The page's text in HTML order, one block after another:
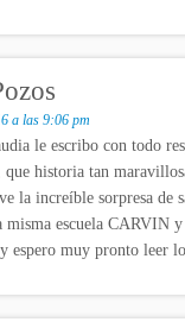
a las 9:06 pm
le escribo con todo
que historia tan
la increíble sorpresa de
misma escuela CARVIN
espero muy pronto leer